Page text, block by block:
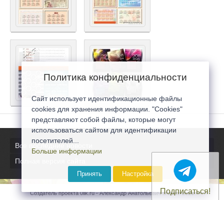
Все последние новости
Полная версия сайта
Создатель проекта 0lik.ru - Александр Анатольевич © 2007-2026
Подписаться!
Политика конфиденциальности
Сайт использует идентификационные файлы
cookies для хранения информации. "Cookies"
представляют собой файлы, которые могут
использоваться сайтом для идентификации
посетителей...
Больше информации
Принять Настройка